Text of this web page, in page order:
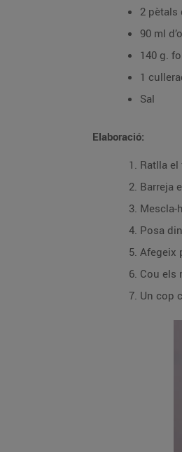
2 pètals
90 ml
140 g.
1
Sal
Elaboració:
Ratlla
Barreja
Mescla-
Posa
Afegeix
Cou els
Un cop